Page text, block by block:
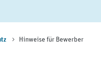
Hinweise für Bewerber